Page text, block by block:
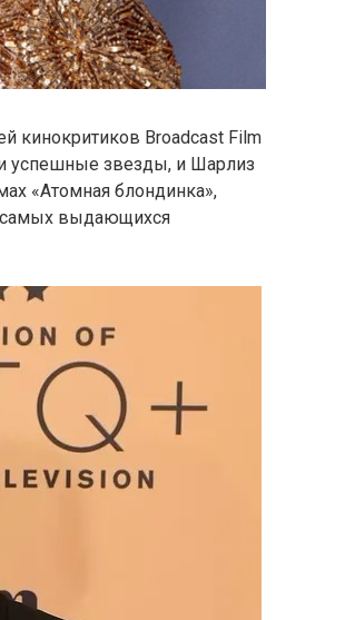
кинокритиков Broadcast Film
успешные звезды, и Шарлиз
«Атомная блондинка»,
самых выдающихся